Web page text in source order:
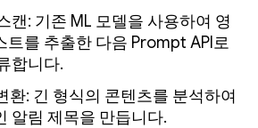
캔: 기존 ML 모델을 사용하여 영
트를 추출한 다음 Prompt API로
합니다.
환: 긴 형식의 콘텐츠를 분석하여
알림 제목을 만듭니다.